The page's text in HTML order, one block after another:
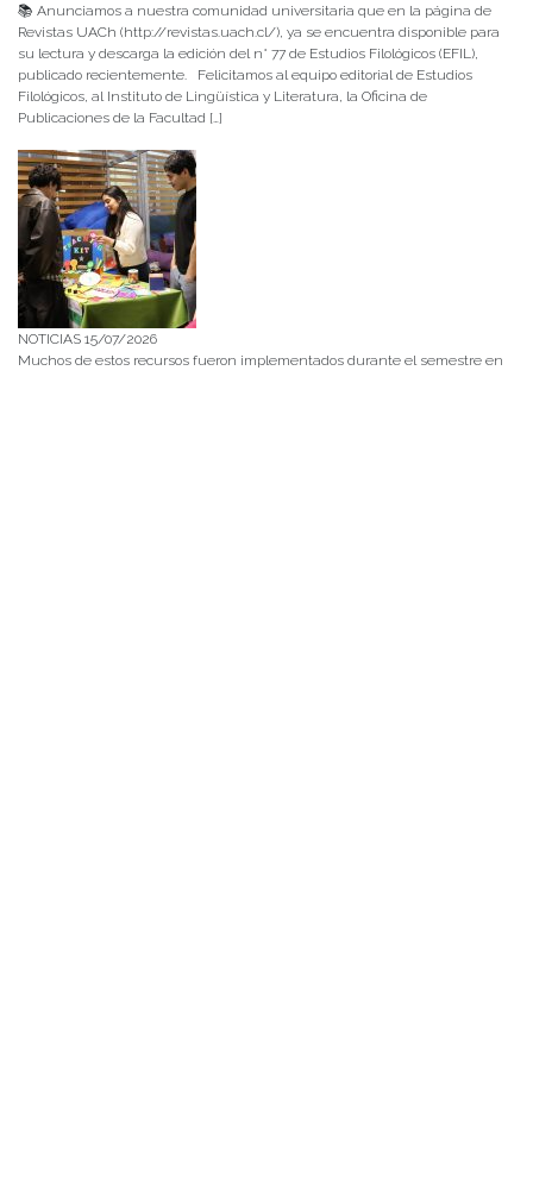
📚 Anunciamos a nuestra comunidad universitaria que en la página de
Revistas UACh (http://revistas.uach.cl/), ya se encuentra disponible para
su lectura y descarga la edición del n° 77 de Estudios Filológicos (EFIL),
publicado recientemente. Felicitamos al equipo editorial de Estudios
Filológicos, al Instituto de Lingüística y Literatura, la Oficina de
Publicaciones de la Facultad […]
NOTICIAS 15/07/2026
Muchos de estos recursos fueron implementados durante el semestre en